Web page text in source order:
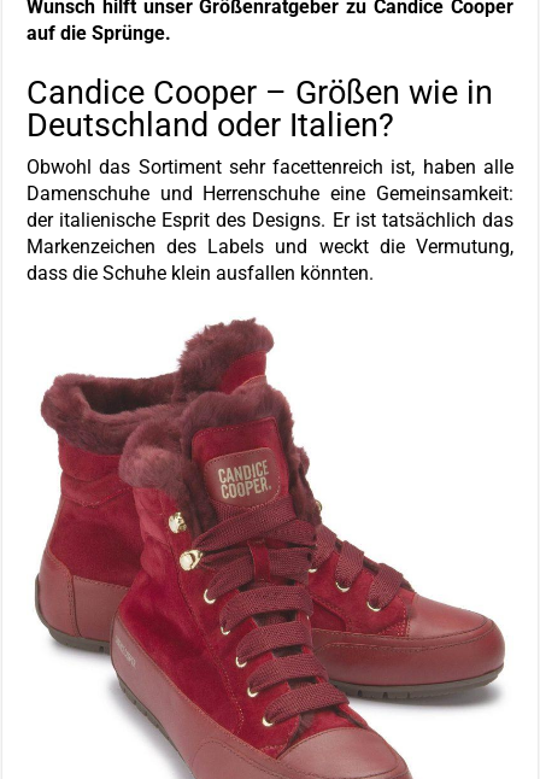
Wunsch hilft unser Größenratgeber zu Candice Cooper
auf die Sprünge.
Candice Cooper – Größen wie in
Deutschland oder Italien?
Obwohl das Sortiment sehr facettenreich ist, haben alle
Damenschuhe und Herrenschuhe eine Gemeinsamkeit:
der italienische Esprit des Designs. Er ist tatsächlich das
Markenzeichen des Labels und weckt die Vermutung,
dass die Schuhe klein ausfallen könnten.